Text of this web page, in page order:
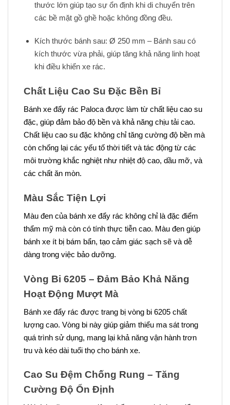
thước lớn giúp tạo sự ổn định khi di chuyển trên
các bề mặt gồ ghề hoặc không đồng đều.
Kích thước bánh sau: Ø 250 mm – Bánh sau có
kích thước vừa phải, giúp tăng khả năng linh hoạt
khi điều khiển xe rác.
Chất Liệu Cao Su Đặc Bền Bỉ
Bánh xe đẩy rác Paloca được làm từ chất liệu cao su
đặc, giúp đảm bảo độ bền và khả năng chịu tải cao.
Chất liệu cao su đặc không chỉ tăng cường độ bền mà
còn chống lại các yếu tố thời tiết và tác động từ các
môi trường khắc nghiệt như nhiệt độ cao, dầu mỡ, và
các chất ăn mòn.
Màu Sắc Tiện Lợi
Màu đen của bánh xe đẩy rác không chỉ là đặc điểm
thẩm mỹ mà còn có tính thực tiễn cao. Màu đen giúp
bánh xe ít bị bám bẩn, tạo cảm giác sạch sẽ và dễ
dàng trong việc bảo dưỡng.
Vòng Bi 6205 – Đảm Bảo Khả Năng
Hoạt Động Mượt Mà
Bánh xe đẩy rác được trang bị vòng bi 6205 chất
lượng cao. Vòng bi này giúp giảm thiểu ma sát trong
quá trình sử dụng, mang lại khả năng vận hành trơn
tru và kéo dài tuổi thọ cho bánh xe.
Cao Su Đệm Chống Rung – Tăng
Cường Độ Ổn Định